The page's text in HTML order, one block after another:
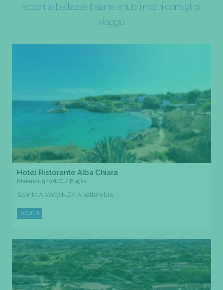
scopri le bellezze italiane e tutti i nostri consigli di
viaggio
Hotel Ristorante Alba Chiara
Melendugno (LE) / Puglia
Sconto A VACANZA A settembre
SCOPRI